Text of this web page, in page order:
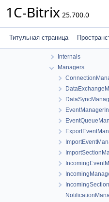
1C-Bitrix 25.700.0
Титульная страница
Factories
Handlers
Internals
Managers